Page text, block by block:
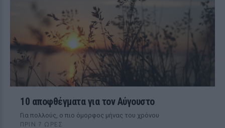
10 αποφθέγματα για τον Αύγουστο
Για πολλούς, ο πιο όμορφος μήνας του χρόνου
ΠΡΙΝ 7 ΏΡΕΣ